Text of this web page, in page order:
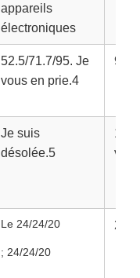
appareils
électroniques
52.5/71.7/95. Je
vous en prie.4
95.4
Je suis
désolée.5
15/
Le 24/24/20
; 24/24/20
24/